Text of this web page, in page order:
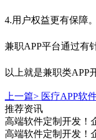
4.用户权益更有保障。
兼职APP平台通过有
以上就是兼职类APP
上一篇> 医疗APP软
推荐资讯
高端软件定制开发！
高端软件定制开发！